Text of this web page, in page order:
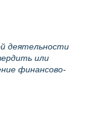
деятельности
или
финансово-